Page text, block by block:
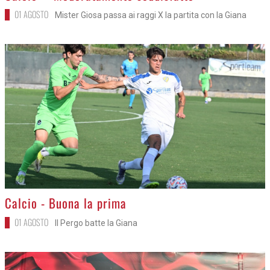
01 AGOSTO Mister Giosa passa ai raggi X la partita con la Giana
>
Calcio - Buona la prima
01 AGOSTO Il Pergo batte la Giana